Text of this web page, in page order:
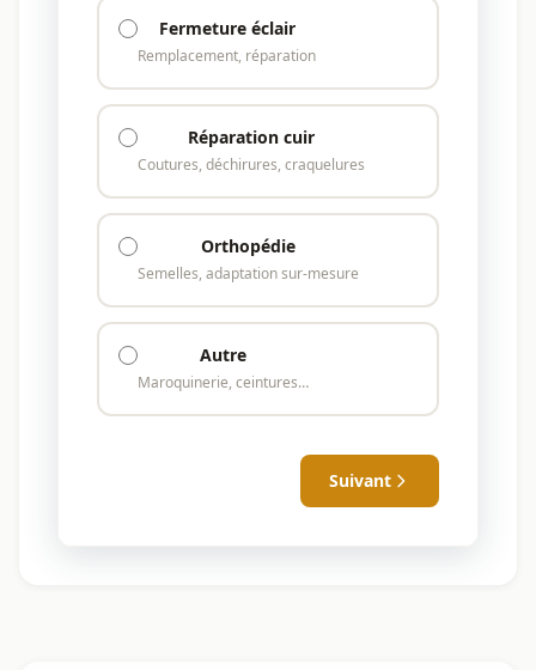
Fermeture éclair
Remplacement, réparation
Réparation cuir
Coutures, déchirures, craquelures
Orthopédie
Semelles, adaptation sur-mesure
Autre
Maroquinerie, ceintures…
Suivant